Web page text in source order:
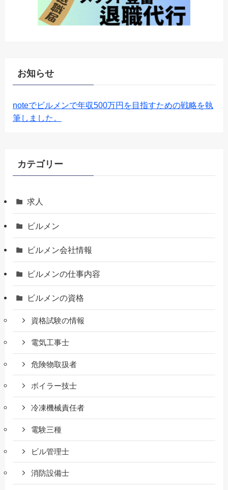
お知らせ
noteでビルメンで年収500万円を目指すための戦略を執
筆しました。
カテゴリー
求人
ビルメン
ビルメン会社情報
ビルメンの仕事内容
ビルメンの資格
資格試験の情報
電気工事士
危険物取扱者
ボイラー技士
冷凍機械責任者
電験三種
ビル管理士
消防設備士